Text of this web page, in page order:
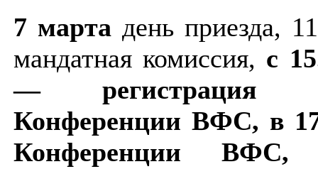
7 марта день приезда,
мандатная комиссия, с
— регистрация
Конференции ВФС, в
Конференции ВФС,